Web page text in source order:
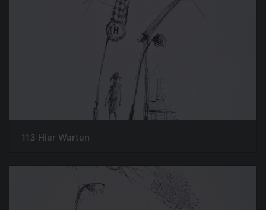
113 Hier Warten